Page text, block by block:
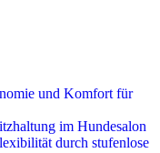
und Komfort für
im Hundesalon
durch stufenlose